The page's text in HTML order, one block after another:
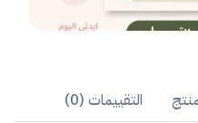
التقييمات (0)